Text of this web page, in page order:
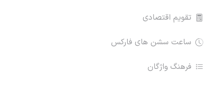
تقویم اقتصادی
ساعت سشن های فارکس
فرهنگ واژگان